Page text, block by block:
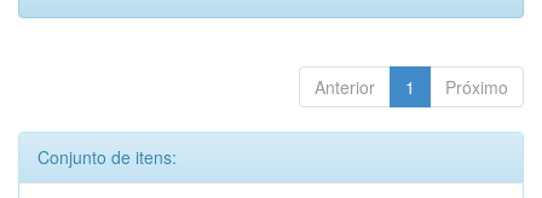
Anterior 1 Próximo
Conjunto de itens: